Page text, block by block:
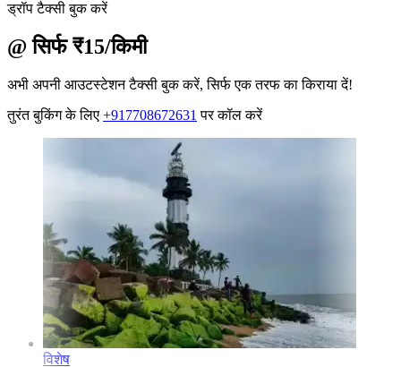
ड्रॉप टैक्सी बुक करें
@ सिर्फ ₹15/किमी
अभी अपनी आउटस्टेशन टैक्सी बुक करें, सिर्फ एक तरफ का किराया दें!
तुरंत बुकिंग के लिए +917708672631 पर कॉल करें
विशेष